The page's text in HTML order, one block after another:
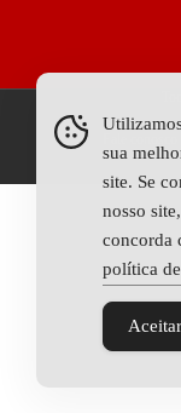
sua
site. Se
nosso
concorda
política
Aceitar